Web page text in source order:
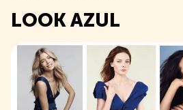
LOOK AZUL